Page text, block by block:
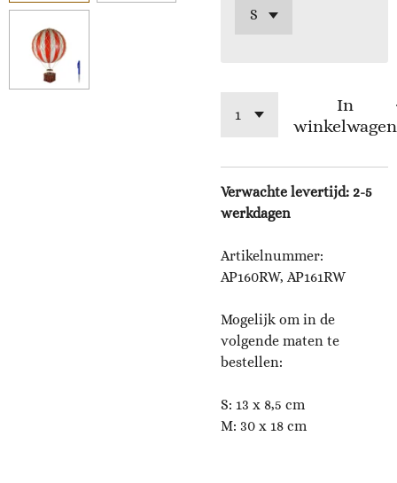
In
winkelwagen
Verwachte levertijd: 2-5
werkdagen
Artikelnummer:
AP160RW, AP161RW
Mogelijk om in de
volgende maten te
bestellen:
S: 13 x 8,5 cm
M: 30 x 18 cm